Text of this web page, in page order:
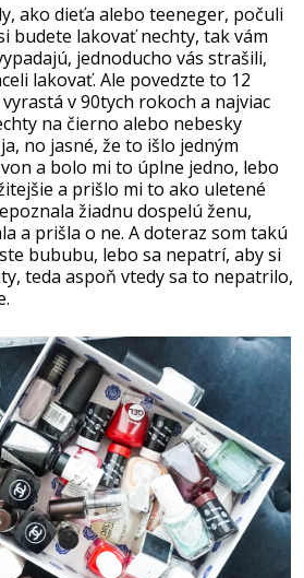
ako dieťa alebo teeneger, počuli
budete lakovať nechty, tak vám
jednoducho vás strašili,
lakovať. Ale povedzte to 12
v 90tych rokoch a najviac
na čierno alebo nebesky
no jasné, že to išlo jedným
a bolo mi to úplne jedno, lebo
a prišlo mi to ako uletené
žiadnu dospelú ženu,
a prišla o ne. A doteraz som takú
bububu, lebo sa nepatrí, aby si
teda aspoň vtedy sa to nepatrilo,